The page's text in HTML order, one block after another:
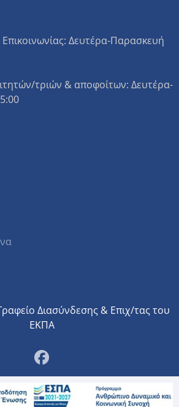
Επικοινωνίας: Δευτέρα-Παρασκευή
τριών & αποφοίτων: Δευτέρα-
Διασύνδεσης & Επιχ/τας του
ΕΚΠΑ